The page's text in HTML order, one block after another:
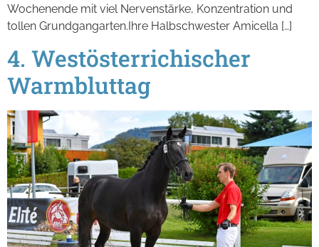
Wochenende mit viel Nervenstärke, Konzentration und
tollen Grundgangarten.Ihre Halbschwester Amicella […]
4. Westösterrichischer
Warmbluttag